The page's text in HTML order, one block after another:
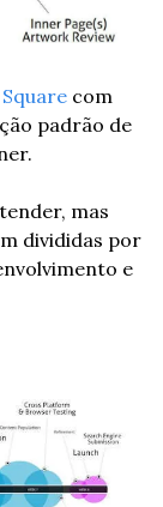
com
padrão de
mas
divididas por
e